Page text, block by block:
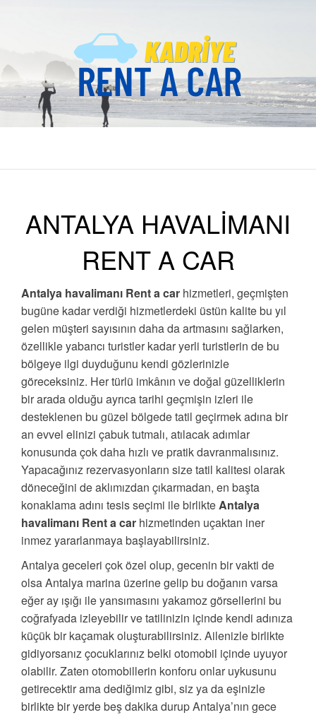
KADRIYE
RENT A CAR
Antalya Kadriye Rent A Car Firması
ANTALYA HAVALİMANI
RENT A CAR
Antalya havalimanı Rent a car hizmetleri, geçmişten
bugüne kadar verdiği hizmetlerdeki üstün kalite bu yıl
gelen müşteri sayısının daha da artmasını sağlarken,
özellikle yabancı turistler kadar yerli turistlerin de bu
bölgeye ilgi duyduğunu kendi gözlerinizle
göreceksiniz. Her türlü imkânın ve doğal güzelliklerin
bir arada olduğu ayrıca tarihi geçmişin izleri ile
desteklenen bu güzel bölgede tatil geçirmek adına bir
an evvel elinizi çabuk tutmalı, atılacak adımlar
konusunda çok daha hızlı ve pratik davranmalısınız.
Yapacağınız rezervasyonların size tatil kalitesi olarak
döneceğini de aklımızdan çıkarmadan, en başta
konaklama adını tesis seçimi ile birlikteAntalya
havalimanı Rent a car hizmetinden uçaktan iner
inmez yararlanmaya başlayabilirsiniz.
Antalya geceleri çok özel olup, gecenin bir vakti de
olsa Antalya marina üzerine gelip bu doğanın varsa
eğer ay ışığı ile yansımasını yakamoz görsellerini bu
coğrafyada izleyebilir ve tatilinizin içinde kendi adınıza
küçük bir kaçamak oluşturabilirsiniz. Ailenizle birlikte
gidiyorsanız çocuklarınız belki otomobil içinde uyuyor
olabilir. Zaten otomobillerin konforu onlar uykusunu
getirecektir ama dediğimiz gibi, siz ya da eşinizle
birlikte bir yerde beş dakika durup Antalya’nın gece